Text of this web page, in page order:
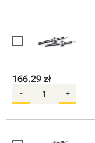
166.29 zł
- +